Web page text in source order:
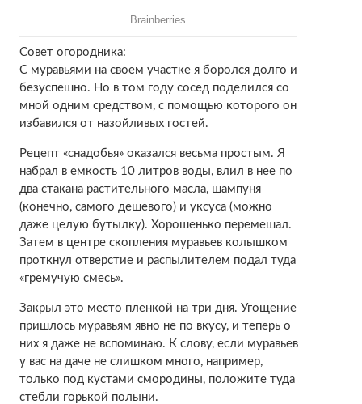
Совет огородника:
С муравьями на своем участке я боролся долго и
безуспешно. Но в том году сосед поделился со
мной одним средством, с помощью которого он
избавился от назойливых гостей.
Рецепт «снадобья» оказался весьма простым. Я
набрал в емкость 10 литров воды, влил в нее по
два стакана растительного масла, шампуня
(конечно, самого дешевого) и уксуса (можно
даже целую бутылку). Хорошенько перемешал.
Затем в центре скопления муравьев колышком
проткнул отверстие и распылителем подал туда
«гремучую смесь».
Закрыл это место пленкой на три дня. Угощение
пришлось муравьям явно не по вкусу, и теперь о
них я даже не вспоминаю. К слову, если муравьев
у вас на даче не слишком много, например,
только под кустами смородины, положите туда
стебли горькой полыни.